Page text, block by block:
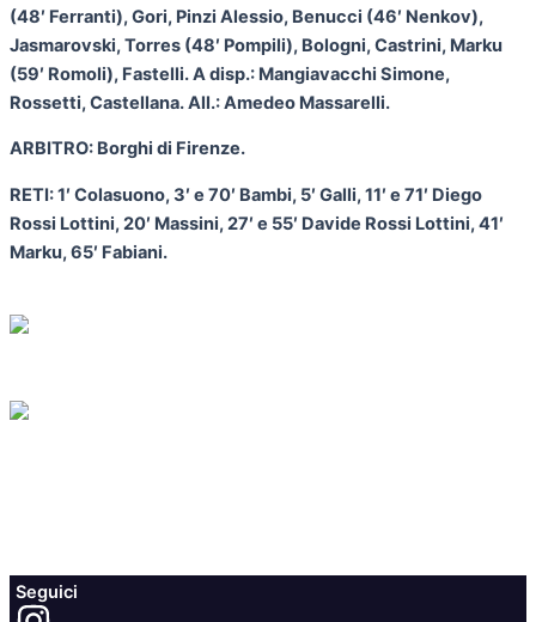
(48′ Ferranti), Gori, Pinzi Alessio, Benucci (46′ Nenkov),
Jasmarovski, Torres (48′ Pompili), Bologni, Castrini, Marku
(59′ Romoli), Fastelli. A disp.: Mangiavacchi Simone,
Rossetti, Castellana. All.: Amedeo Massarelli.
ARBITRO: Borghi di Firenze.
RETI: 1′ Colasuono, 3′ e 70′ Bambi, 5′ Galli, 11′ e 71′ Diego
Rossi Lottini, 20′ Massini, 27′ e 55′ Davide Rossi Lottini, 41′
Marku, 65′ Fabiani.
Seguici